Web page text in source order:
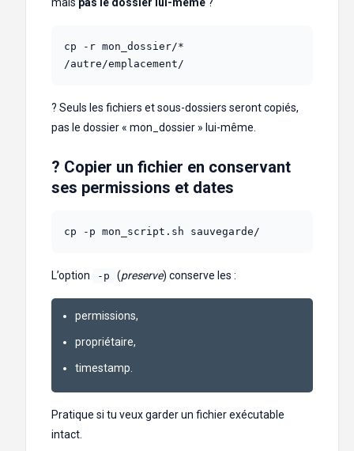
cp -r mon_dossier/*
/autre/emplacement/
? Seuls les fichiers et sous-dossiers seront copiés,
pas le dossier « mon_dossier » lui-même.
?️ Copier un fichier en conservant
ses permissions et dates
cp -p mon_script.sh sauvegarde/
L’option -p (preserve) conserve les :
permissions,
propriétaire,
timestamp.
Pratique si tu veux garder un fichier exécutable
intact.